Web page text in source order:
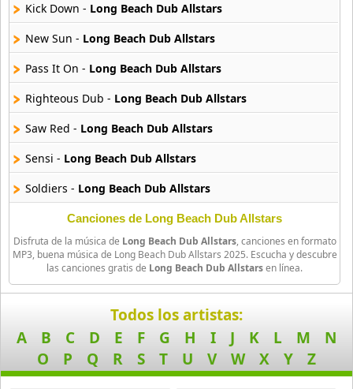
Beady Eye
16 músicas online
Bee Gees
29 músicas online
Ben Harper
11 músicas online
Billboard
163 músicas online
Black Guayaba
25 músicas online
Black Sabbath
110 músicas online
Blondie
10 músicas online
Kick Down - Long Beach Dub Allstars
New Sun - Long Beach Dub Allstars
Pass It On - Long Beach Dub Allstars
Righteous Dub - Long Beach Dub Allstars
Saw Red - Long Beach Dub Allstars
Sensi - Long Beach Dub Allstars
Soldiers - Long Beach Dub Allstars
Canciones de Long Beach Dub Allstars
Disfruta de la música de Long Beach Dub Allstars, canciones en formato
MP3, buena música de Long Beach Dub Allstars 2025. Escucha y descubre
las canciones gratis de Long Beach Dub Allstarsen línea.
Todos los artistas:
A
B C D E F G H I J K L M
N
O
P Q R S T U V W X Y Z